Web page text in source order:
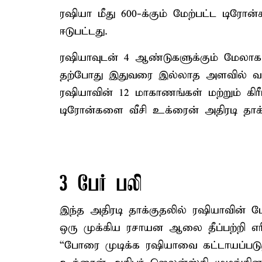
ரஷியா மீது 600-க்கும் மேற்பட்ட
ஈடுபட்டது.
ரஷியாவுடன் 4 ஆண்டுகளுக்கும்
தற்போது இதுவரை இல்லாத அளவில்
ரஷியாவின் 12 மாகாணங்கள் மற்றும்
டிரோன்களை வீசி உக்ரைன் அதிரடி
3 பேர் பலி
இந்த அதிரடி தாக்குதலில்
ஒரு முக்கிய ரசாயன ஆலை தீப்பற்றி
“போரை முடிக்க ரஷியாவை